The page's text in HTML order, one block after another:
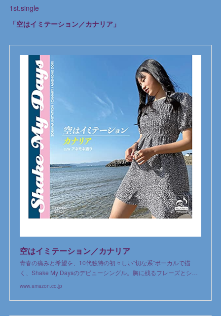
1st.single
「空はイミテーション／カナリア」
空はイミテーション／カナリア
青春の痛みと希望を、10代独特の初々しい“切な系”ボーカルで描
く、Shake My Daysのデビューシングル。胸に残るフレーズとシ…
www.amazon.co.jp